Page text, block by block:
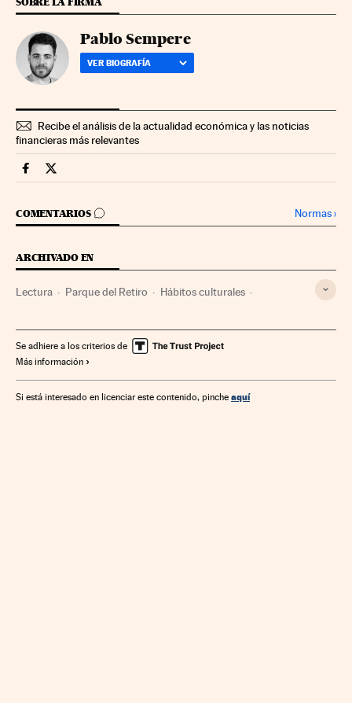
Pablo Sempere
VER BIOGRAFÍA
Recibe el análisis de la actualidad económica y las noticias
financieras más relevantes
Fortunas Cinco Días en Facebook
Fortunas Cinco Días en Twitter
COMENTARIOS
IR A LOS COMENTARIOS Normas›
ARCHIVADO EN
Lectura Parque del Retiro Hábitos culturales
Industria cultural Cultura
Se adhiere a los criterios de
Más información
Si está interesado en licenciar este contenido, pinche aquí